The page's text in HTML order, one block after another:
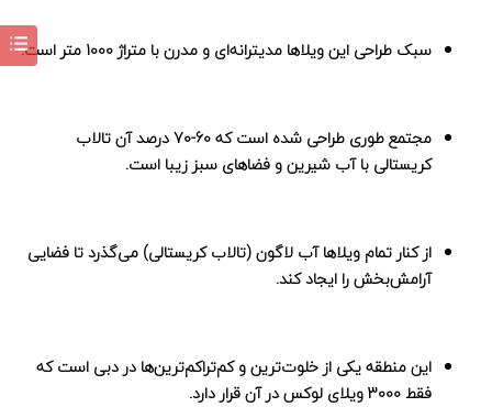
سبک طراحی این ویلاها مدیترانه‌ای و مدرن با متراژ 1000 متر است.
مجتمع طوری طراحی شده است که 60-70 درصد آن تالاب
کریستالی با آب شیرین و فضاهای سبز زیبا است.
از کنار تمام ویلاها آب لاگون (تالاب کریستالی) می‌گذرد تا فضایی
آرامش‌بخش را ایجاد کند.
این منطقه یکی از خلوت‌ترین و کم‌تراکم‌ترین‌ها در دبی است که
فقط 3000 ویلای لوکس در آن قرار دارد.